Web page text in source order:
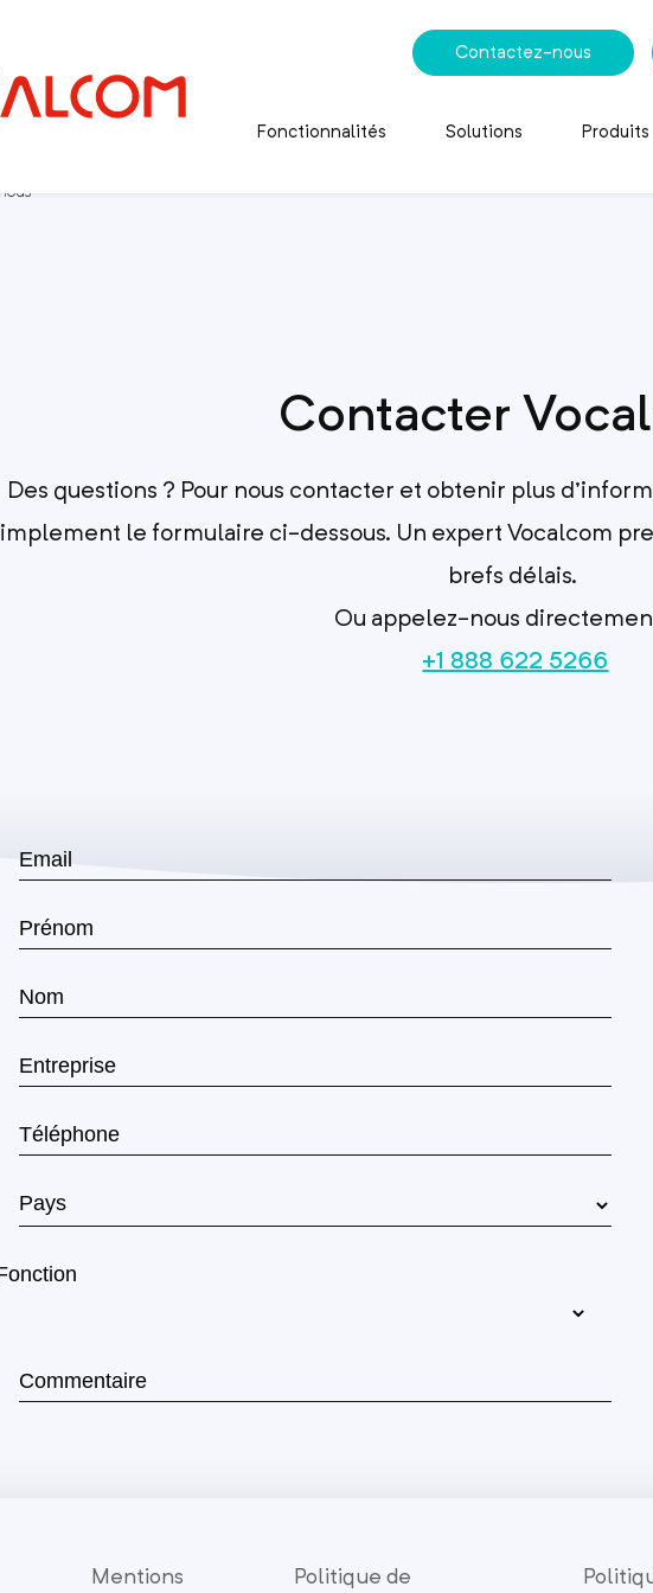
Contactez-nous
Fonctionnalités Solutions Produits
Contacter
Des questions ? Pour nous contacter et obtenir plus
le formulaire ci-dessous. Un expert Vocalcom
brefs délais.
Ou appelez-nous
+1 888 622 5266
Mentions Politique de